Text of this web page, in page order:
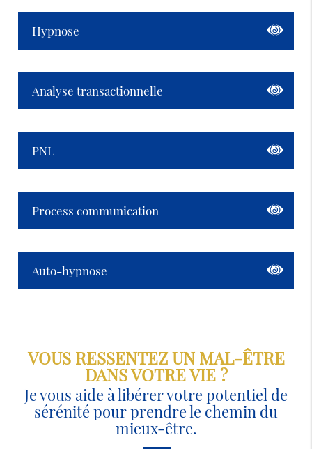
Hypnose
Analyse transactionnelle
PNL
Process communication
Auto-hypnose
VOUS RESSENTEZ UN MAL-ÊTRE
DANS VOTRE VIE ?
Je vous aide à libérer votre potentiel de
sérénité pour prendre le chemin du
mieux-être.